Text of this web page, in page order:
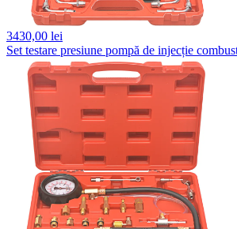
3430,00 lei
Set testare presiune pompă de injecție